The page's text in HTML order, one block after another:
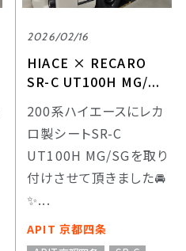
2026/02/16
HIACE × RECARO
SR-C UT100H MG/...
200系ハイエースにレカ
ロ製シートSR-C
UT100H MG/SGを取り
付けさせて頂きました🚘️
✨...
APIT 京都四条